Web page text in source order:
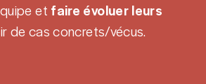
et faire évoluer leurs
de cas concrets/vécus.